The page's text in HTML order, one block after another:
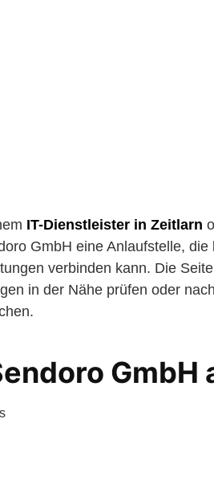
IT-Dienstleister in Zeitlarn
GmbH eine Anlaufstelle,
verbinden kann. Die
in der Nähe prüfen oder
GmbH